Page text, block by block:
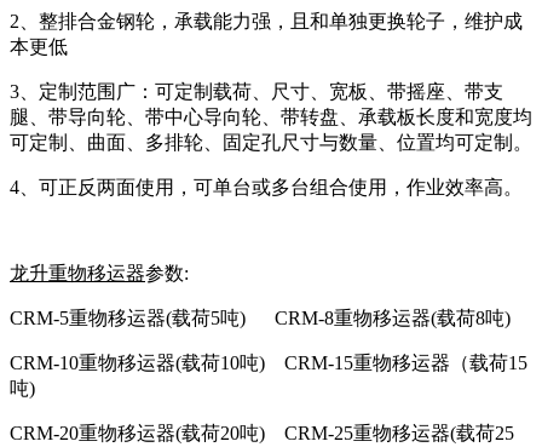
2、整排合金钢轮，承载能力强，且和单独更换轮子，维护成
本更低
3、定制范围广：可定制载荷、尺寸、宽板、带摇座、带支
腿、带导向轮、带中心导向轮、带转盘、承载板长度和宽度均
可定制、曲面、多排轮、固定孔尺寸与数量、位置均可定制。
4、可正反两面使用，可单台或多台组合使用，作业效率高。
龙升重物移运器参数:
CRM-5重物移运器(载荷5吨) CRM-8重物移运器(载荷8吨)
CRM-10重物移运器(载荷10吨) CRM-15重物移运器（载荷15
吨)
CRM-20重物移运器(载荷20吨) CRM-25重物移运器(载荷25